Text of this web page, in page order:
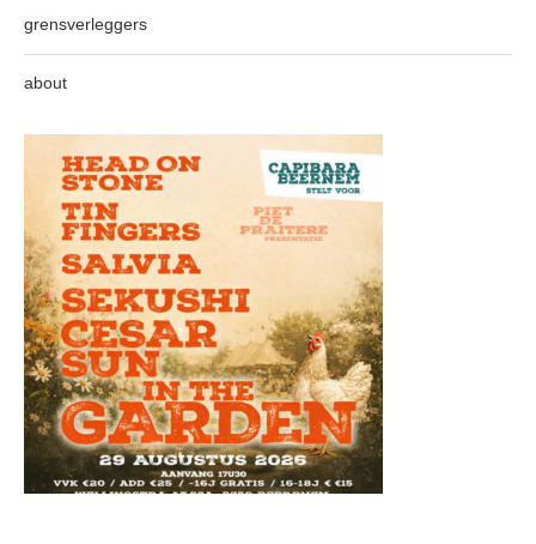
grensverleggers
about